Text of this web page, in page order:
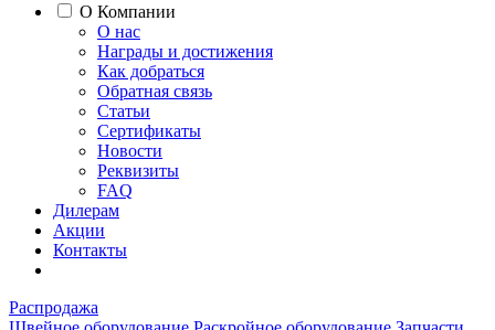
О Компании
О нас
Награды и достижения
Как добраться
Обратная связь
Статьи
Сертификаты
Новости
Реквизиты
FAQ
Дилерам
Акции
Контакты
Распродажа